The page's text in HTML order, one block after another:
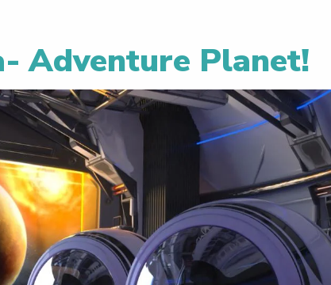
Adventure Planet!